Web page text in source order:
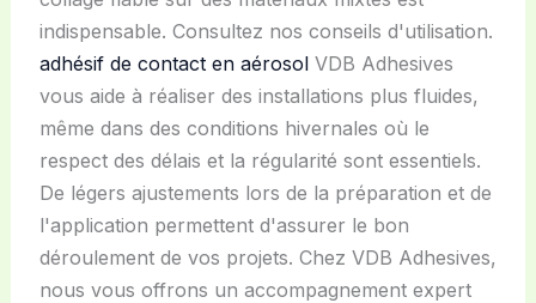
indispensable. Consultez nos conseils d'utilisation.
adhésif de contact en aérosolVDB Adhesives
vous aide à réaliser des installations plus fluides,
même dans des conditions hivernales où le
respect des délais et la régularité sont essentiels.
De légers ajustements lors de la préparation et de
l'application permettent d'assurer le bon
déroulement de vos projets. Chez VDB Adhesives,
nous vous offrons un accompagnement expert